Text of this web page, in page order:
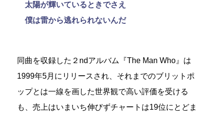
太陽が輝いているときでさえ
僕は雷から逃れられないんだ
同曲を収録した２ndアルバム『The Man Who』は
1999年5月にリリースされ、それまでのブリットポ
ップとは一線を画した世界観で高い評価を受ける
も、売上はいまいち伸びずチャートは19位にとどま